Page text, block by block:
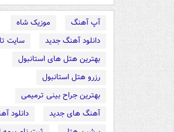
آپ آهنگ
موزیک شاه
دانلود آهنگ جدید
سایت
بهترین هتل های استانبول
رزرو هتل استانبول
بهترین جراح بینی ترمیمی
آهنگ های جدید
دانلود